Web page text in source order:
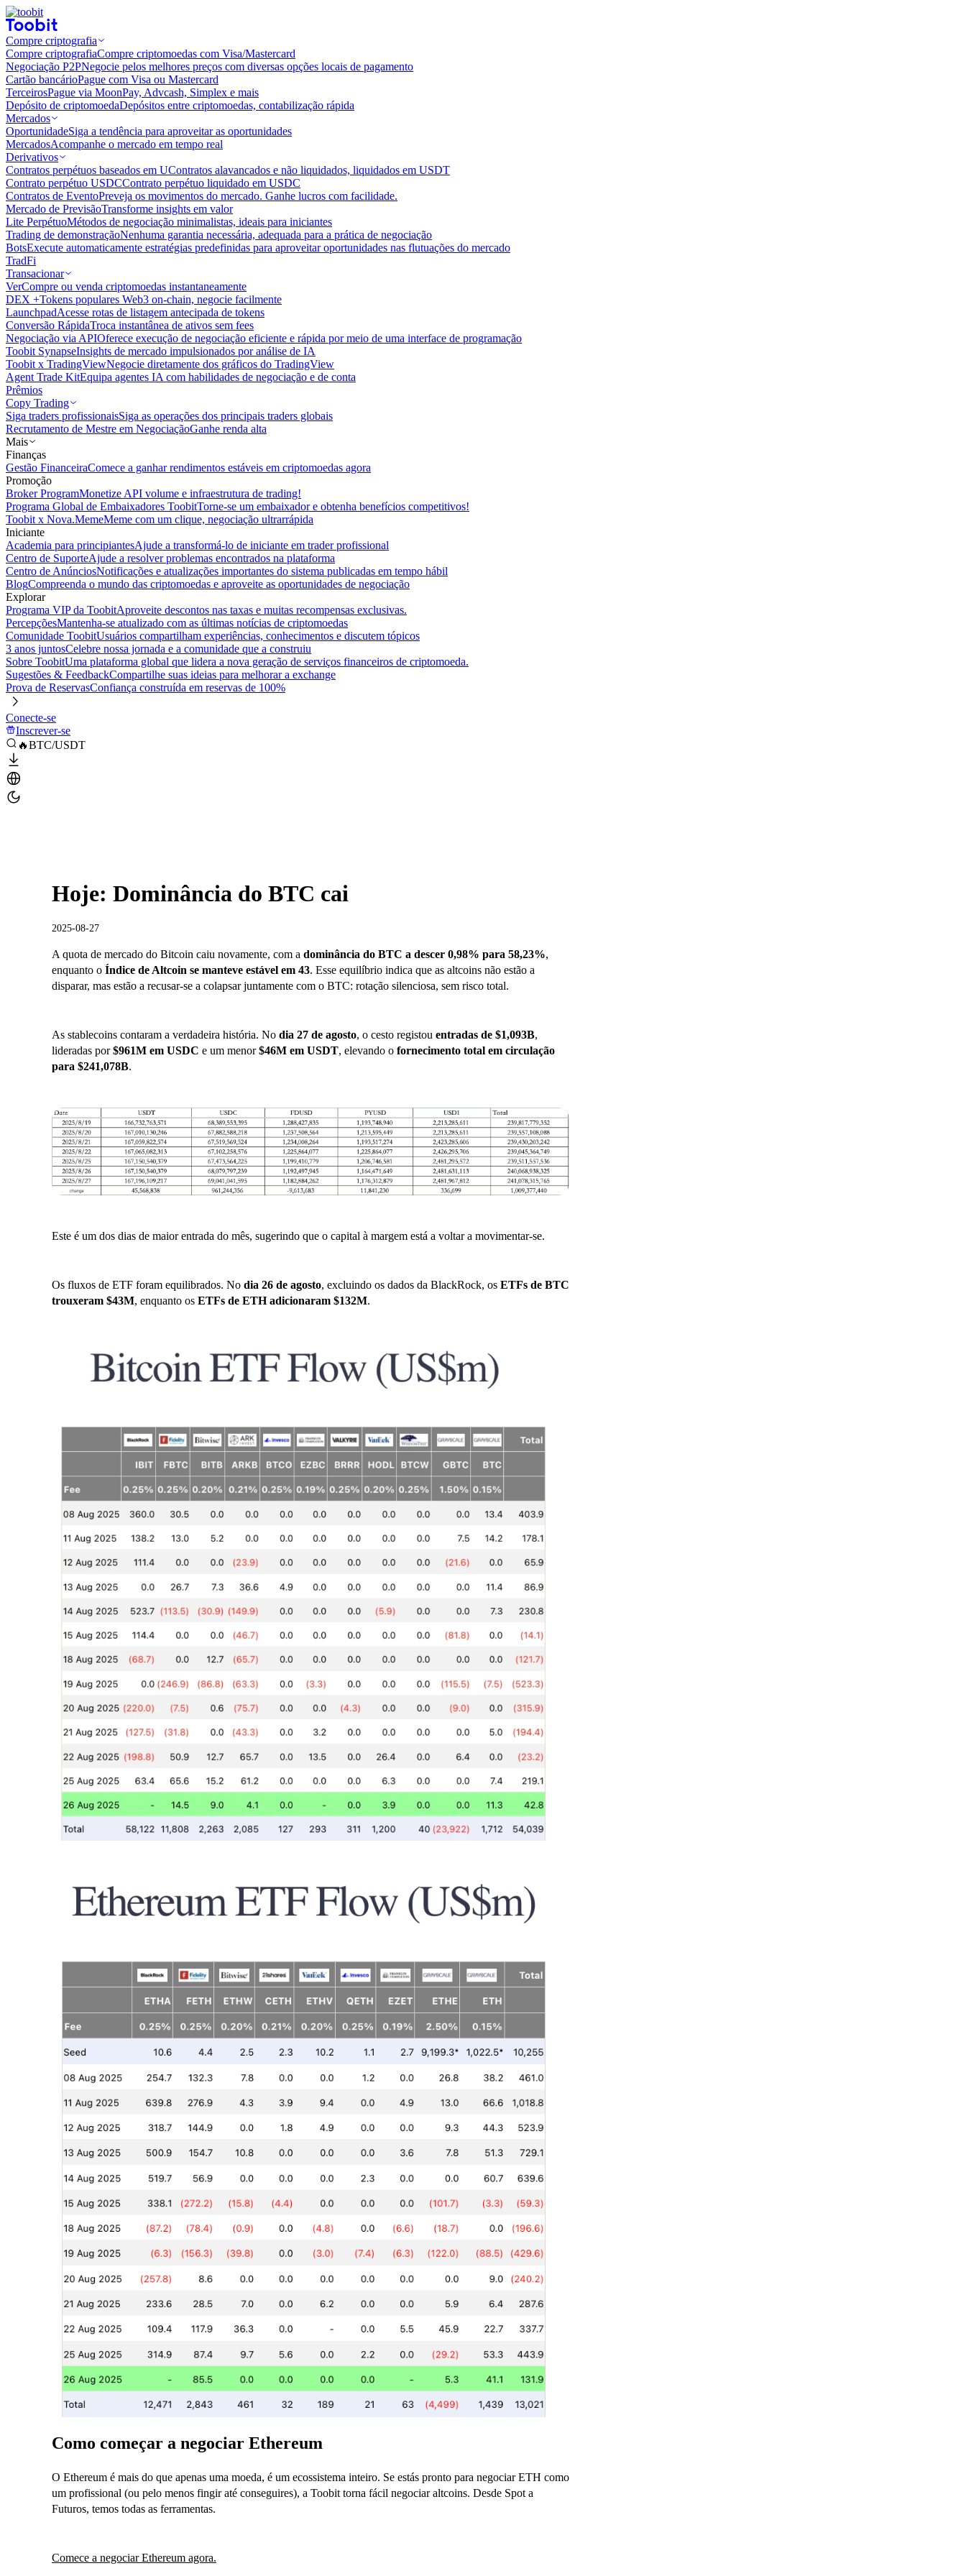
Compre criptografia
Compre criptografiaCompre criptomoedas com Visa/Mastercard
Negociação P2PNegocie pelos melhores preços com diversas opções locais de pagamento
Cartão bancárioPague com Visa ou Mastercard
TerceirosPague via MoonPay, Advcash, Simplex e mais
Depósito de criptomoedaDepósitos entre criptomoedas, contabilização rápida
Mercados
OportunidadeSiga a tendência para aproveitar as oportunidades
MercadosAcompanhe o mercado em tempo real
Derivativos
Contratos perpétuos baseados em UContratos alavancados e não liquidados, liquidados em USDT
Contrato perpétuo USDCContrato perpétuo liquidado em USDC
Contratos de EventoPreveja os movimentos do mercado. Ganhe lucros com facilidade.
Mercado de PrevisãoTransforme insights em valor
Lite PerpétuoMétodos de negociação minimalistas, ideais para iniciantes
Trading de demonstraçãoNenhuma garantia necessária, adequada para a prática de negociação
BotsExecute automaticamente estratégias predefinidas para aproveitar oportunidades nas flutuações do mercado
TradFi
Transacionar
VerCompre ou venda criptomoedas instantaneamente
DEX +Tokens populares Web3 on-chain, negocie facilmente
LaunchpadAcesse rotas de listagem antecipada de tokens
Conversão RápidaTroca instantânea de ativos sem fees
Negociação via APIOferece execução de negociação eficiente e rápida por meio de uma interface de programação
Toobit SynapseInsights de mercado impulsionados por análise de IA
Toobit x TradingViewNegocie diretamente dos gráficos do TradingView
Agent Trade KitEquipa agentes IA com habilidades de negociação e de conta
Prêmios
Copy Trading
Siga traders profissionaisSiga as operações dos principais traders globais
Recrutamento de Mestre em NegociaçãoGanhe renda alta
Mais
Finanças
Gestão FinanceiraComece a ganhar rendimentos estáveis em criptomoedas agora
Promoção
Broker ProgramMonetize API volume e infraestrutura de trading!
Programa Global de Embaixadores ToobitTorne-se um embaixador e obtenha benefícios competitivos!
Toobit x Nova.MemeMeme com um clique, negociação ultrarrápida
Iniciante
Academia para principiantesAjude a transformá-lo de iniciante em trader profissional
Centro de SuporteAjude a resolver problemas encontrados na plataforma
Centro de AnúnciosNotificações e atualizações importantes do sistema publicadas em tempo hábil
BlogCompreenda o mundo das criptomoedas e aproveite as oportunidades de negociação
Explorar
Programa VIP da ToobitAproveite descontos nas taxas e muitas recompensas exclusivas.
PercepçõesMantenha-se atualizado com as últimas notícias de criptomoedas
Comunidade ToobitUsuários compartilham experiências, conhecimentos e discutem tópicos
3 anos juntosCelebre nossa jornada e a comunidade que a construiu
Sobre ToobitUma plataforma global que lidera a nova geração de serviços financeiros de criptomoeda.
Sugestões & FeedbackCompartilhe suas ideias para melhorar a exchange
Prova de ReservasConfiança construída em reservas de 100%
Conecte-se
Inscrever-se
🔥BTC/USDT
Hoje: Dominância do BTC cai
2025-08-27
A quota de mercado do Bitcoin caiu novamente, com a dominância do BTC a descer 0,98% para 58,23%,
enquanto o Índice de Altcoin se manteve estável em 43. Esse equilíbrio indica que as altcoins não estão a
disparar, mas estão a recusar-se a colapsar juntamente com o BTC: rotação silenciosa, sem risco total.
As stablecoins contaram a verdadeira história. No dia 27 de agosto, o cesto registou entradas de $1,093B,
lideradas por$961M em USDC e um menor$46M em USDT, elevando o fornecimento total em circulação
para $241,078B.
Este é um dos dias de maior entrada do mês, sugerindo que o capital à margem está a voltar a movimentar-se.
Os fluxos de ETF foram equilibrados. No dia 26 de agosto, excluindo os dados da BlackRock, os ETFs de BTC
trouxeram $43M, enquanto os ETFs de ETH adicionaram $132M.
Como começar a negociar Ethereum
O Ethereum é mais do que apenas uma moeda, é um ecossistema inteiro. Se estás pronto para negociar ETH como
um profissional (ou pelo menos fingir até conseguires), a Toobit torna fácil negociar altcoins. Desde Spot a
Futuros, temos todas as ferramentas.
Comece a negociar Ethereum agora.